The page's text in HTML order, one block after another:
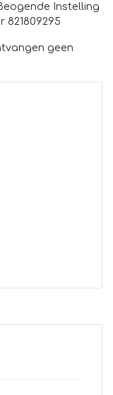
Instelling
821809295
geen